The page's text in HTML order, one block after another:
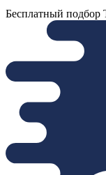
Бесплатный подбор